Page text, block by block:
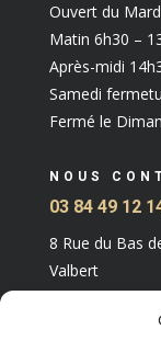
Ouvert du
Matin 6h30 –
Après-midi
Samedi
Fermé le
NOUS
03 84 49 12
8 Rue du Bas
Valbert